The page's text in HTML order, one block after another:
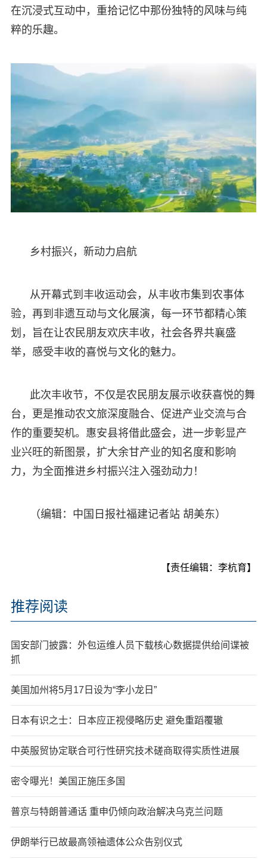
在沉浸式互动中，重拾记忆中那份独特的风味与纯
粹的乐趣。
乡村振兴，新动力启航
从开幕式到丰收运动会，从丰收市集到农事体
验，再到非遗互动与文化展演，每一环节都精心策
划，旨在让农民朋友欢庆丰收，社会各界共襄盛
举，感受丰收的喜悦与文化的魅力。
此次丰收节，不仅是农民朋友展示收获喜悦的舞
台，更是推动农文旅深度融合、促进产业交流与合
作的重要契机。惠安县将借此盛会，进一步彰显产
业兴旺的新图景，扩大余甘产业的知名度和影响
力，为全面推进乡村振兴注入强劲动力！
（编辑：中国日报社福建记者站 胡美东）
【责任编辑：李杭育】
推荐阅读
国安部门披露：外包运维人员下载核心数据提供给间谍被
抓
美国加州将5月17日设为“李小龙日”
日本有识之士：日本应正视侵略历史 避免重蹈覆辙
中英服贸协定联合可行性研究技术磋商取得实质性进展
密令曝光！美国正施压多国
普京与特朗普通话 重申仍倾向政治解决乌克兰问题
伊朗举行已故最高领袖遗体公众告别仪式